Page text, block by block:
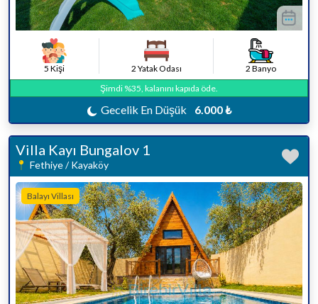
5 Kişi 2 Yatak Odası
2 Banyo
Şimdi %35, kalanını kapıda öde.
Gecelik En Düşük 6.000 ₺
Villa Kayı Bungalov 1
Fethiye / Kayaköy
Balayı Villası